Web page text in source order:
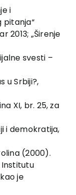
i
pitanja“
2013; „Širenje
svesti –
u Srbiji?,
XI, br. 25, za
i demokratija,
(2000).
Institutu
je